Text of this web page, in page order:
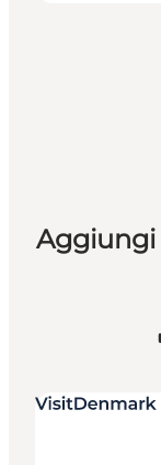
Aggiungi